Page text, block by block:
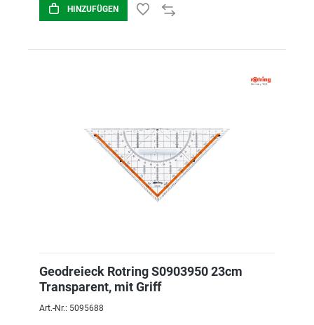
HINZUFÜGEN
Geodreieck Rotring S0903950 23cm
Transparent, mit Griff
Art.-Nr.: 5095688